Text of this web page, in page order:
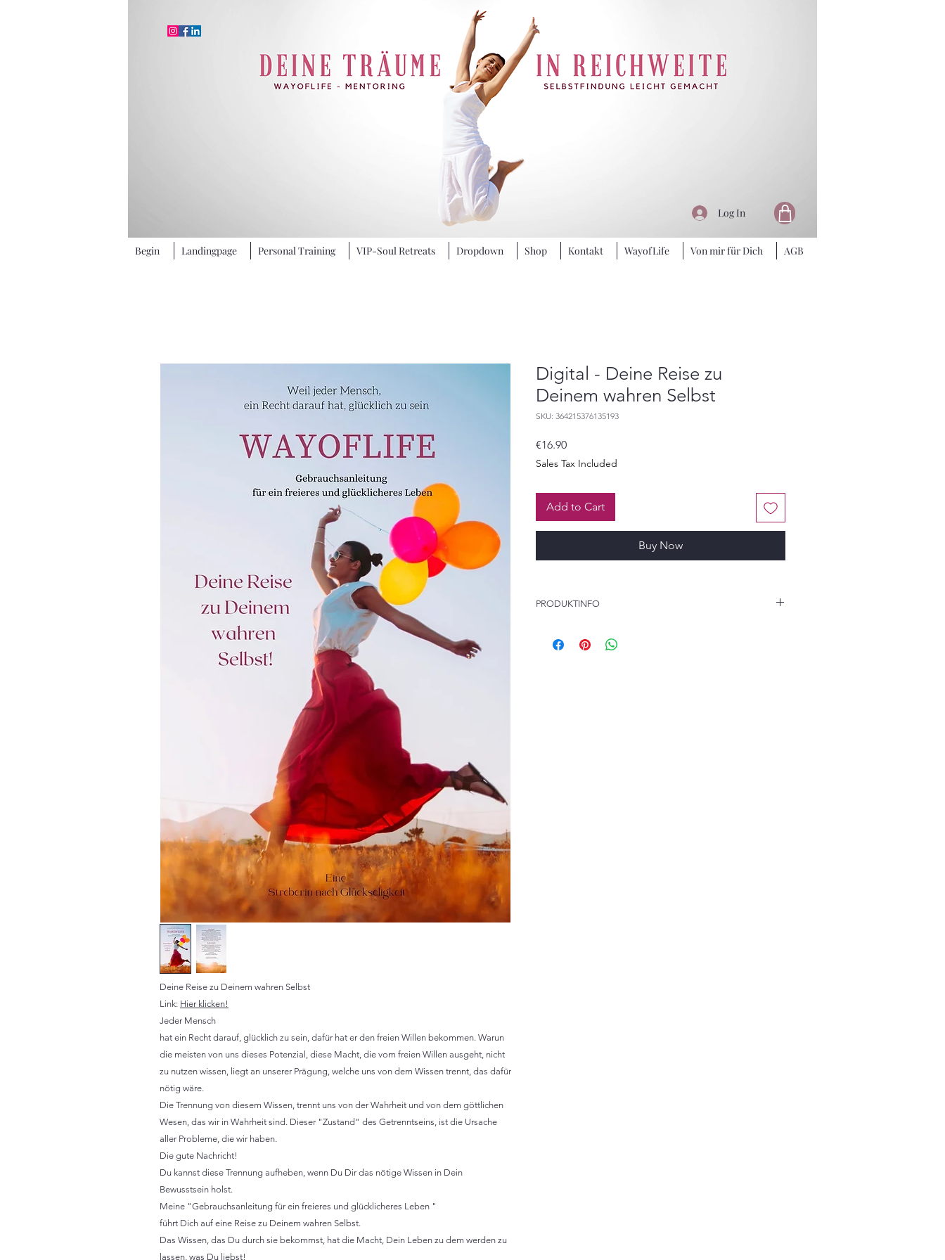
Log In
Begin Landingpage Personal Training VIP-Soul Retreats Dropdown Shop Kontakt WayofLife Von mir für Dich AGB
Deine Reise zu Deinem wahren Selbst
Link: Hier klicken!
Jeder Mensch
hat ein Recht darauf, glücklich zu sein, dafür hat er den freien Willen bekommen. Warun
die meisten von uns dieses Potenzial, diese Macht, die vom freien Willen ausgeht, nicht
zu nutzen wissen, liegt an unserer Prägung, welche uns von dem Wissen trennt, das dafür
nötig wäre.
Die Trennung von diesem Wissen, trennt uns von der Wahrheit und von dem göttlichen
Wesen, das wir in Wahrheit sind. Dieser "Zustand" des Getrenntseins, ist die Ursache
aller Probleme, die wir haben.
Die gute Nachricht!
Du kannst diese Trennung aufheben, wenn Du Dir das nötige Wissen in Dein
Bewusstsein holst.
Meine "Gebrauchsanleitung für ein freieres und glücklicheres Leben "
führt Dich auf eine Reise zu Deinem wahren Selbst.
Das Wissen, das Du durch sie bekommst, hat die Macht, Dein Leben zu dem werden zu
lassen, was Du liebst!
Digital - Deine Reise zu
Deinem wahren Selbst
SKU: 364215376135193
€16.90Price
Sales Tax Included
Add to Cart
Buy Now
PRODUKTINFO